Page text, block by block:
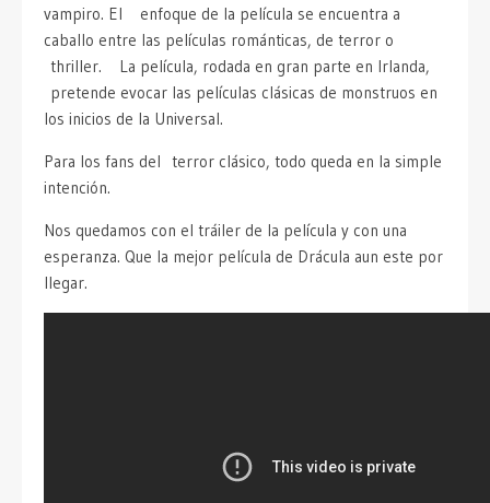
vampiro. El enfoque de la película se encuentra a
caballo entre las películas románticas, de terror o
thriller. La película, rodada en gran parte en Irlanda,
pretende evocar las películas clásicas de monstruos en
los inicios de la Universal.
Para los fans del terror clásico, todo queda en la simple
intención.
Nos quedamos con el tráiler de la película y con una
esperanza. Que la mejor película de Drácula aun este por
llegar.